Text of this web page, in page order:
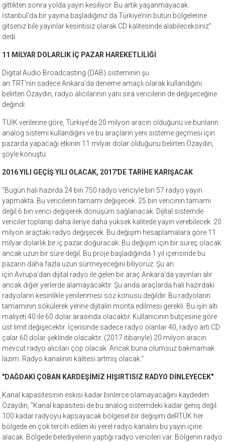
gittikten sonra yolda yayın kesiliyor. Bu artık yaşanmayacak.
İstanbul’da bir yayına başladığınız da Türkiye’nin bütün bölgelerine
gitseniz bile yayınlar kesintisiz olarak CD kalitesinde alabileceksiniz"
dedi.
11 MİLYAR DOLARLIK İÇ PAZAR HAREKETLİLİĞİ
Digital Audio Broadcasting (DAB) sisteminin şu
an TRT’nin sadece Ankara’da deneme amaçlı olarak kullandığını
belirten Özaydın, radyo alıcılarının yanı sıra vericilerin de değişeceğine
değindi.
TÜİK verilerine göre, Türkiye’de 20 milyon aracın olduğunu ve bunların
analog sistemi kullandığını ve bu araçların yeni sisteme geçmesi için
pazarda yapacağı etkinin 11 milyar dolar olduğunu belirten Özaydın,
şöyle konuştu:
2016 YILI GEÇİŞ YILI OLACAK, 2017'DE TARİHE KARIŞACAK
"Bugün hali hazırda 24 bin 750 radyo vericiyle bin 57 radyo yayın
yapmakta. Bu vericilerin tamamı değişecek. 25 bin vericinin tamamı
değil 6 bin verici değişerek dönüşüm sağlanacak. Dijital sistemde
vericiler toplanıp daha ileriye daha yüksek kalitede yayın verebilecek. 20
milyon araçtaki radyo değişecek. Bu değişim hesaplamalara göre 11
milyar dolarlık bir iç pazar doğuracak. Bu değişim için bir süreç olacak
ancak uzun bir süre değil. Bu proje başladığında 1 yıl içerisinde bu
pazarın daha fazla uzun sürmeyeceğini biliyoruz. Şu an
için Avrupa’dan dijital radyo ile gelen bir araç Ankara’da yayınları alır
ancak diğer yerlerde alamayacaktır. Şu anda araçlarda hali hazırdaki
radyoların kesinlikle yenilenmesi söz konusu değildir. Bu radyoların
tamamının sökülerek yerine dijitalin monta edilmesi gerekli. Bu işin altı
maliyeti 40 ile 60 dolar arasında olacaktır. Kullanıcının bütçesine göre
üst limit değişecektir. İçerisinde sadece radyo olanlar 40, radyo artı CD
çalar 60 dolar şeklinde olacaktır. (2017 itibarıyle) 20 milyon aracın
mevcut radyo alıcıları çöp olacak. Ancak buna olumsuz bakmamak
lazım. Radyo kanalının kalitesi artmış olacak."
"DAĞDAKİ ÇOBAN KARDEŞİMİZ HIŞIRTISIZ RADYO DİNLEYECEK"
Kanal kapasitesinin eskisi kadar binlerce olamayacağını kaydeden
Özaydın, "Kanal kapasitesi de bu analog sistemdeki kadar geniş değil.
100 kadar radyoyu kapsayacak bölgesel bir değişim deRTÜK her
bölgede en çok tercih edilen iki yerel radyo kanalını bu yayın içine
alacak. Bölgede belediyelerin yaptığı radyo vericileri var. Bölgenin radyo